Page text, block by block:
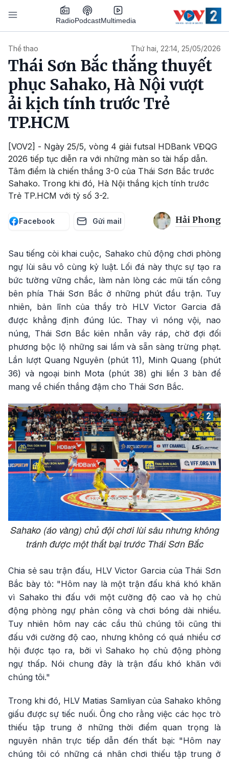
Nhảy đến nội dung
RadioPodcastMultimedia
Thể thao Thứ hai, 22:14, 25/05/2026
Thái Sơn Bắc thắng thuyết
phục Sahako, Hà Nội vượt
ải kịch tính trước Trẻ
TP.HCM
[VOV2] - Ngày 25/5, vòng 4 giải futsal HDBank VĐQG
2026 tiếp tục diễn ra với những màn so tài hấp dẫn.
Tâm điểm là chiến thắng 3-0 của Thái Sơn Bắc trước
Sahako. Trong khi đó, Hà Nội thắng kịch tính trước
Trẻ TP.HCM với tỷ số 3-2.
Facebook Gửi mail Hải Phong
Sau tiếng còi khai cuộc, Sahako chủ động chơi phòng
ngự lùi sâu vô cùng kỷ luật. Lối đá này thực sự tạo ra
bức tường vững chắc, làm nản lòng các mũi tấn công
bên phía Thái Sơn Bắc ở những phút đầu trận. Tuy
nhiên, bản lĩnh của thầy trò HLV Victor Garcia đã
được khẳng định đúng lúc. Thay vì nóng vội, nao
núng, Thái Sơn Bắc kiên nhẫn vây ráp, chờ đợi đối
phương bộc lộ những sai lầm và sẵn sàng trừng phạt.
Lần lượt Quang Nguyên (phút 11), Minh Quang (phút
36) và ngoại binh Mota (phút 38) ghi liền 3 bàn để
mang về chiến thắng đậm cho Thái Sơn Bắc.
Sahako (áo vàng) chủ đội chơi lùi sâu nhưng không
tránh được một thất bại trước Thái Sơn Bắc
Chia sẻ sau trận đấu, HLV Victor Garcia của Thái Sơn
Bắc bày tỏ: "Hôm nay là một trận đấu khá khó khăn
vì Sahako thi đấu với một cường độ cao và họ chủ
động phòng ngự phản công và chơi bóng dài nhiều.
Tuy nhiên hôm nay các cầu thủ chúng tôi cũng thi
đấu với cường độ cao, nhưng không có quá nhiều cơ
hội được tạo ra, bởi vì Sahako họ chủ động phòng
ngự thấp. Nói chung đây là trận đấu khó khăn với
chúng tôi."
Trong khi đó, HLV Matias Samliyan của Sahako không
giấu được sự tiếc nuối. Ông cho rằng việc các học trò
thiếu tập trung ở những thời điểm quan trọng là
nguyên nhân trực tiếp dẫn đến thất bại: "Hôm nay
chúng tôi có những cá nhân chơi thiếu tập trung ở